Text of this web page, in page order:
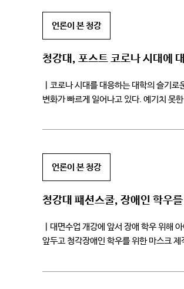
언론이 본 청강
청강대, 포스트 코로나 시대에
ㅣ코로나 시대를 대응하는 대학의 슬기
변화가 빠르게 일어나고 있다. 예기치 못
언론이 본 청강
청강대 패션스쿨, 장애인 학우
ㅣ대면수업 개강에 앞서 장애 학우 위해
앞두고 청각장애인 학우를 위한 마스크